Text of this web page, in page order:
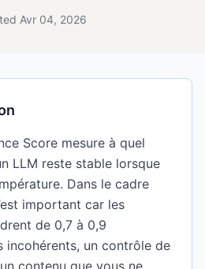
Avr 04, 2026
Score mesure à quel
LLM reste stable lorsque
Dans le cadre
important car les
de 0,7 à 0,9
incohérents, un contrôle de
contenu que vous ne